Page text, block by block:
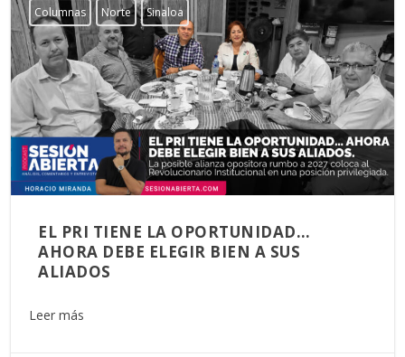
Columnas Norte Sinaloa
EL PRI TIENE LA OPORTUNIDAD…
AHORA DEBE ELEGIR BIEN A SUS
ALIADOS
Leer más